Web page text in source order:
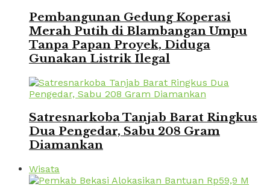
Pembangunan Gedung Koperasi
Merah Putih di Blambangan Umpu
Tanpa Papan Proyek, Diduga
Gunakan Listrik Ilegal
Satresnarkoba Tanjab Barat Ringkus
Dua Pengedar, Sabu 208 Gram
Diamankan
Wisata